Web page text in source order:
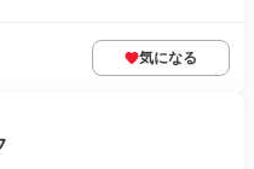
気になる